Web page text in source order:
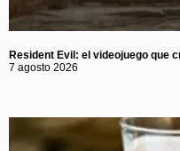
Resident Evil: el videojuego que
7 agosto 2026